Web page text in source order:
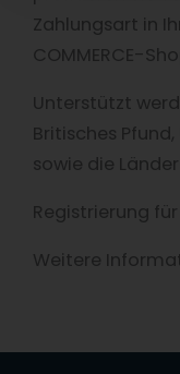
Zahlungsart in
COMMERCE-
Unterstützt
Britisches
sowie die Länder
Registrierung für
Weitere